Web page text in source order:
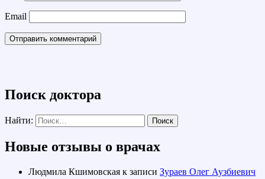
Email
Поиск доктора
Найти:
Новые отзывы о врачах
Людмила Кшимовская к записи Зураев Олег Аузбиевич